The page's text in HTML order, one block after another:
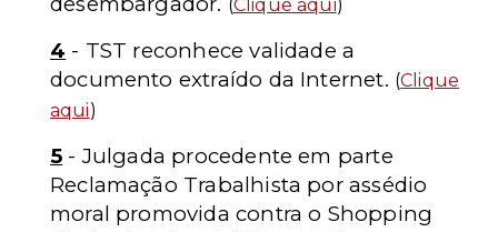
(Clique aqui)
4 - TST reconhece validade a
documento extraído da Internet. (Clique
aqui)
5 - Julgada procedente em parte
Reclamação Trabalhista por assédio
moral promovida contra o Shopping